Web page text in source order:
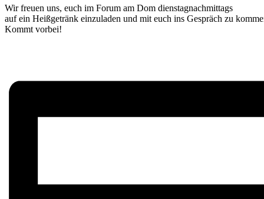
Wir freuen uns, euch im Forum am Dom dienstagnachmittags
auf ein Heißgetränk einzuladen und mit euch ins Gespräch zu
Kommt vorbei!